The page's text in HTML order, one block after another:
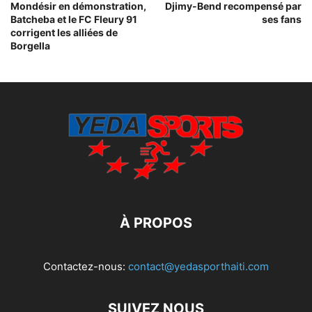
Mondésir en démonstration,
Batcheba et le FC Fleury 91
corrigent les alliées de
Borgella
Djimy-Bend recompensé par
ses fans
À PROPOS
Contactez-nous: contact@yedasporthaiti.com